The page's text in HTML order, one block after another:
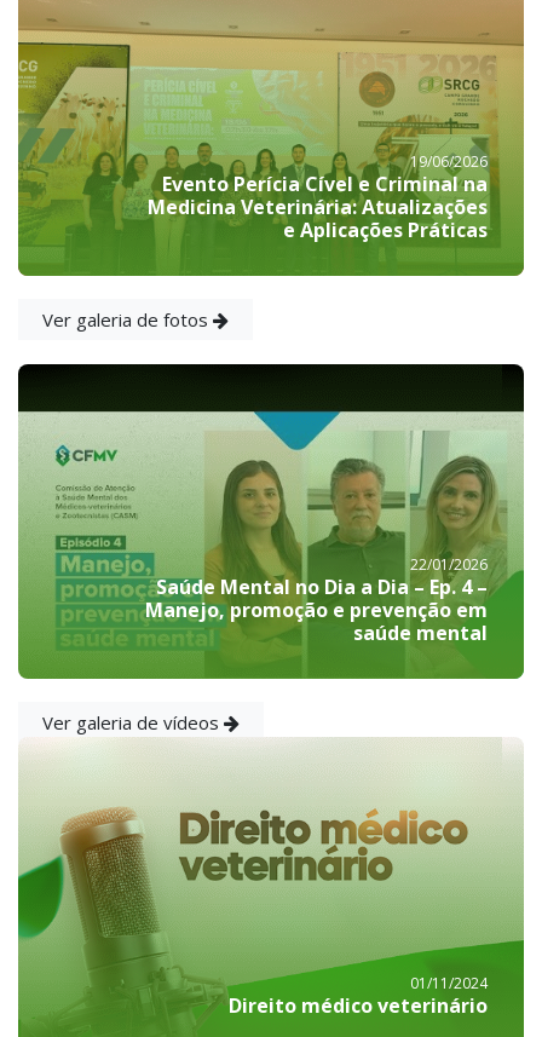
19/06/2026
Evento Perícia Cível e Criminal na
Medicina Veterinária: Atualizações
e Aplicações Práticas
Ver galeria de fotos
22/01/2026
Saúde Mental no Dia a Dia – Ep. 4 –
Manejo, promoção e prevenção em
saúde mental
Ver galeria de vídeos
01/11/2024
Direito médico veterinário